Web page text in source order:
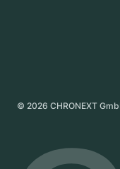
© 2026 CHRONEXT